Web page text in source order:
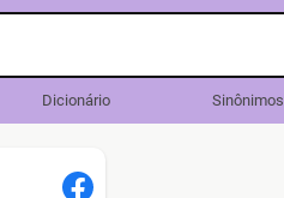
Dicionário Sinônimos